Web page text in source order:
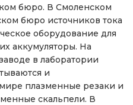
бюро. В Смоленском
бюро источников тока
оборудование для
аккумуляторы. На
в лаборатории
и
плазменные резаки и
скальпели. В